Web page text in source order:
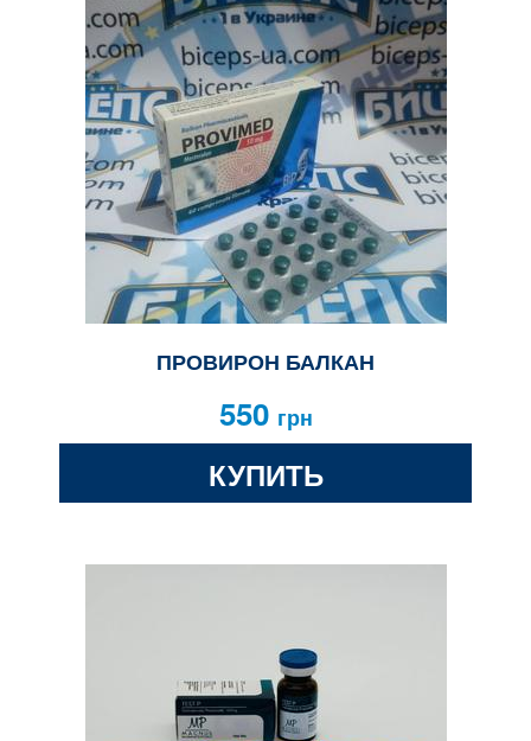
ПРОВИРОН БАЛКАН
550 грн
КУПИТЬ